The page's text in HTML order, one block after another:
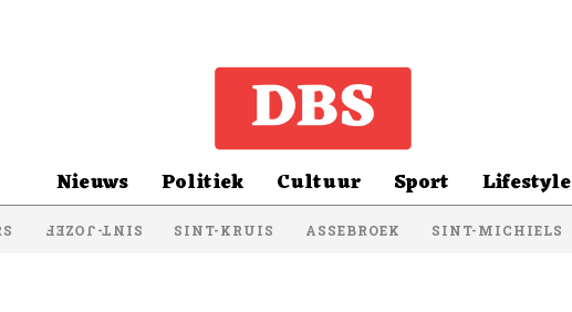
Nieuws Politiek Cultuur Sport Lifestyle
SINT-JOZEF SINT-KRUIS ASSEBROEK SINT-MICHIELS